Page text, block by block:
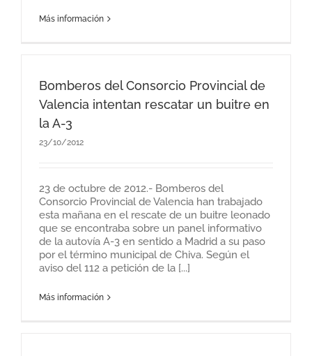
Más información
Bomberos del Consorcio Provincial de
Valencia intentan rescatar un buitre en
la A-3
23/10/2012
23 de octubre de 2012.- Bomberos del
Consorcio Provincial de Valencia han trabajado
esta mañana en el rescate de un buitre leonado
que se encontraba sobre un panel informativo
de la autovía A-3 en sentido a Madrid a su paso
por el término municipal de Chiva. Según el
aviso del 112 a petición de la [...]
Más información